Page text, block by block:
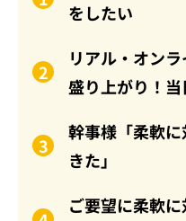
をしたい
リアル・オン
盛り上がり！
幹事様「柔軟
きた」
ご要望に柔軟